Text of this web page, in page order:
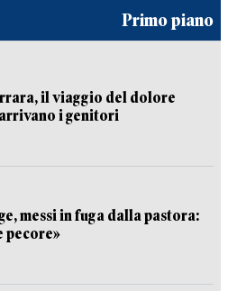
Primo piano
il viaggio del dolore
i genitori
messi in fuga dalla pastora:
pecore»